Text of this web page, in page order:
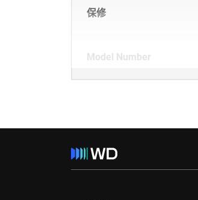
保修
Model Number